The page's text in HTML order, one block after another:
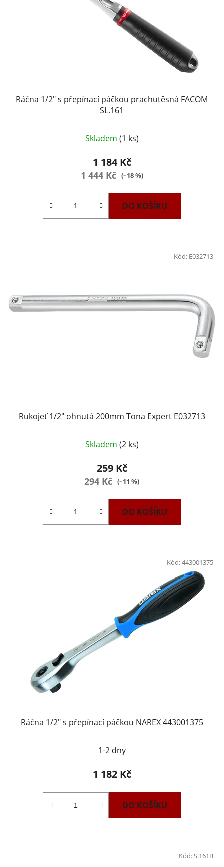
Ráčna 1/2" s přepínací páčkou prachutěsná FACOM
SL.161
Skladem (1 ks)
1 184 Kč
1 444 Kč (–18 %)
DO KOŠÍKU
Rukojeť 1/2" ohnutá 200mm Tona Expert E032713
Skladem (2 ks)
259 Kč
294 Kč (–11 %)
DO KOŠÍKU
Kód: E032713
Ráčna 1/2" s přepínací páčkou NAREX 443001375
1-2 dny
1 182 Kč
DO KOŠÍKU
Kód:443001375
Kód: S.161B